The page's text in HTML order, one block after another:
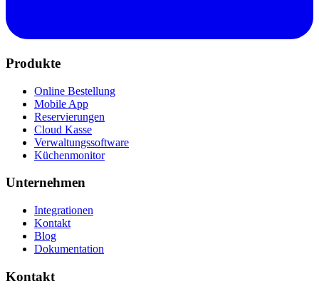
Produkte
Online Bestellung
Mobile App
Reservierungen
Cloud Kasse
Verwaltungssoftware
Küchenmonitor
Unternehmen
Integrationen
Kontakt
Blog
Dokumentation
Kontakt